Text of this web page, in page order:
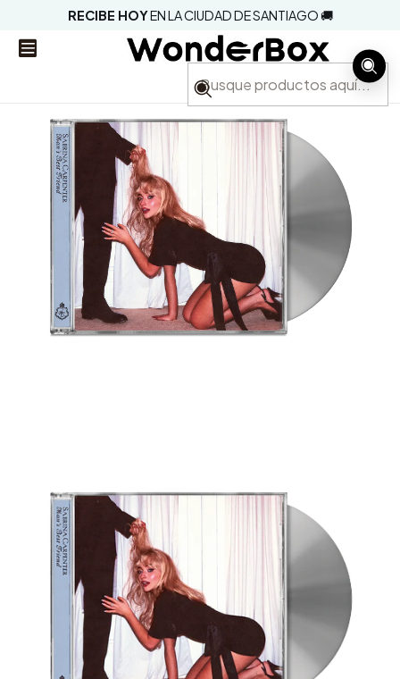
RECIBE HOYEN LA CIUDAD DE SANTIAGO 🚚